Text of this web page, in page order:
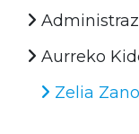
Aurreko
Zelia